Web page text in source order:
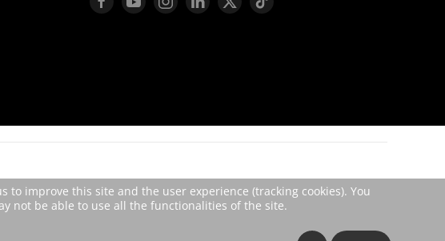
improve this site and the user experience (tracking cookies). You
not be able to use all the functionalities of the site.